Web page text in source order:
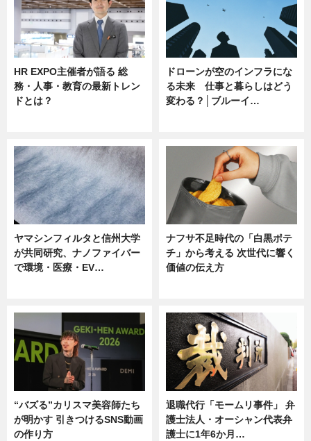
HR EXPO主催者が語る 総
務・人事・教育の最新トレン
ドとは？
ドローンが空のインフラにな
る未来 仕事と暮らしはどう
変わる？│ブルーイ…
ヤマシンフィルタと信州大学
が共同研究、ナノファイバー
で環境・医療・EV…
ナフサ不足時代の「白黒ポテ
チ」から考える 次世代に響く
価値の伝え方
“バズる”カリスマ美容師たち
が明かす 引きつけるSNS動画
の作り方
退職代行「モームリ事件」 弁
護士法人・オーシャン代表弁
護士に1年6か月…